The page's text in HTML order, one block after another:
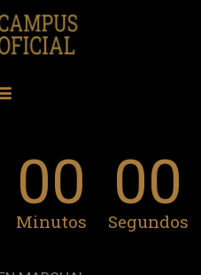
00
Minutos
00
Segundos